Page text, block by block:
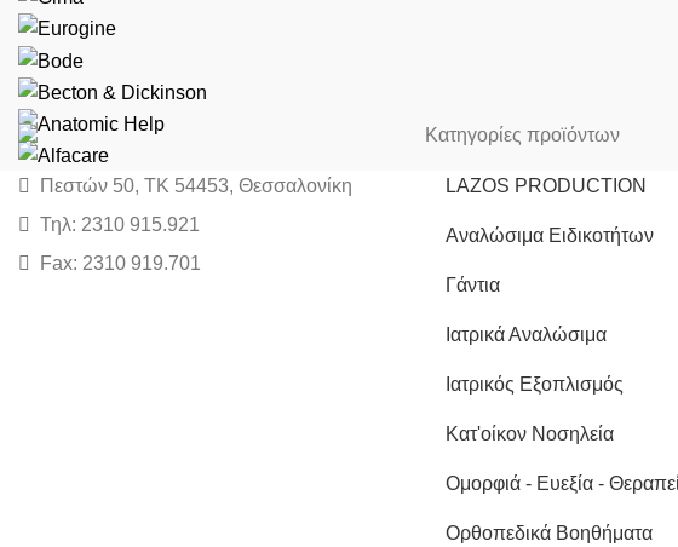
Πεστών 50, ΤΚ 54453, Θεσσαλονίκη
Τηλ: 2310 915.921
Fax: 2310 919.701
Κατηγορίες προϊόντων
LAZOS PRODUCTION
Αναλώσιμα Ειδικοτήτων
Γάντια
Ιατρικά Αναλώσιμα
Ιατρικός Εξοπλισμός
Κατ'οίκον Νοσηλεία
Ομορφιά - Ευεξία -
Ορθοπεδικά Βοηθήματα